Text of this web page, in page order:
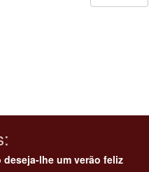
lhe um verão feliz